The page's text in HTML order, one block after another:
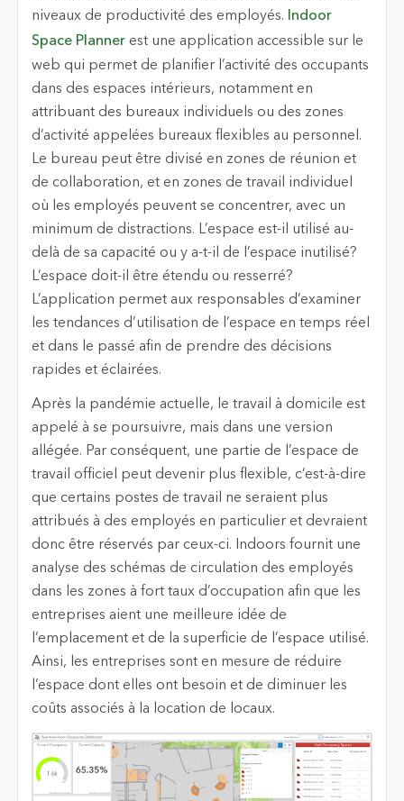
niveaux de productivité des employés.
Indoor
Space Plannerest une application accessible sur le
web qui permet de planifier l’activité des occupants
dans des espaces intérieurs, notamment en
attribuant des bureaux individuels ou des zones
d’activité appelées bureaux flexibles au personnel.
Le bureau peut être divisé en zones de réunion et
de collaboration, et en zones de travail individuel
où les employés peuvent se concentrer, avec un
minimum de distractions. L’espace est-il utilisé au-
delà de sa capacité ou y a-t-il de l’espace inutilisé?
L’espace doit-il être étendu ou resserré?
L’application permet aux responsables d’examiner
les tendances d’utilisation de l’espace en temps réel
et dans le passé afin de prendre des décisions
rapides et éclairées.
Après la pandémie actuelle, le travail à domicile est
appelé à se poursuivre, mais dans une version
allégée. Par conséquent, une partie de l’espace de
travail officiel peut devenir plus flexible, c’est-à-dire
que certains postes de travail ne seraient plus
attribués à des employés en particulier et devraient
donc être réservés par ceux-ci. Indoors fournit une
analyse des schémas de circulation des employés
dans les zones à fort taux d’occupation afin que les
entreprises aient une meilleure idée de
l’emplacement et de la superficie de l’espace utilisé.
Ainsi, les entreprises sont en mesure de réduire
l’espace dont elles ont besoin et de diminuer les
coûts associés à la location de locaux.